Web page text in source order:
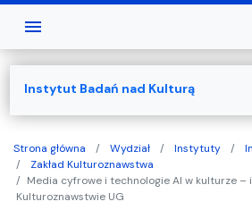
Strona główna Wydział Instytuty
Zakład Kulturoznawstwa
Media cyfrowe i technologie AI w kulturze –
Kulturoznawstwie UG
Instytut Badań nad Kulturą